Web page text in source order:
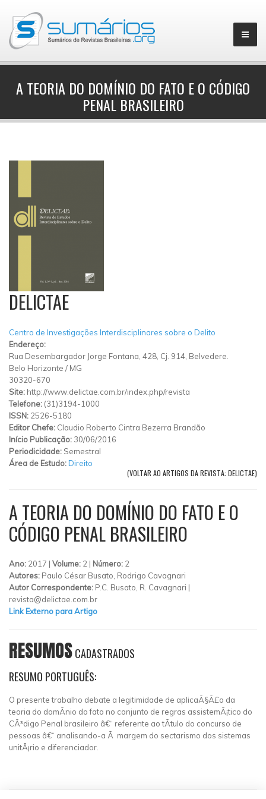
A TEORIA DO DOMÍNIO DO FATO E O CÓDIGO
PENAL BRASILEIRO
DELICTAE
Centro de Investigações Interdisciplinares sobre o Delito
Endereço:
Rua Desembargador Jorge Fontana, 428, Cj. 914, Belvedere.
Belo Horizonte / MG
30320-670
Site: http://www.delictae.com.br/index.php/revista
Telefone: (31)3194-1000
ISSN: 2526-5180
Editor Chefe: Claudio Roberto Cintra Bezerra Brandão
Início Publicação: 30/06/2016
Periodicidade: Semestral
Área de Estudo:Direito
(VOLTAR AO ARTIGOS DA REVISTA: DELICTAE)
A TEORIA DO DOMÍNIO DO FATO E O
CÓDIGO PENAL BRASILEIRO
Ano: 2017 | Volume: 2 | Número: 2
Autores: Paulo César Busato, Rodrigo Cavagnari
Autor Correspondente: P.C. Busato, R. Cavagnari |
revista@delictae.com.br
Link Externo para Artigo
RESUMOSCADASTRADOS
RESUMO PORTUGUÊS:
O presente trabalho debate a legitimidade de aplicaÃ§Ã£o da
teoria do domÃ­nio do fato no conjunto de regras assistemÃ¡tico do
CÃ³digo Penal brasileiro â€“ referente ao tÃ­tulo do concurso de
pessoas â€“ analisando-a Ã margem do sectarismo dos sistemas
unitÃ¡rio e diferenciador.